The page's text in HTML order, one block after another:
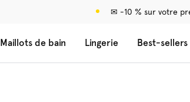
✉ -10 % sur votre
Maillots de bain Lingerie Best-sellers